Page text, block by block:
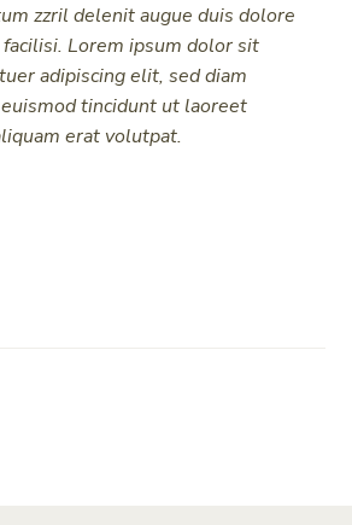
zzril delenit augue duis dolore
Lorem ipsum dolor sit
adipiscing elit, sed diam
tincidunt ut laoreet
erat volutpat.
PDF